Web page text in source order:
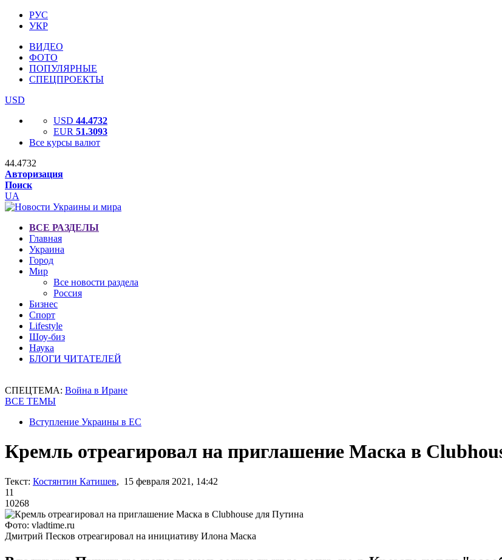
РУС
УКР
ВИДЕО
ФОТО
ПОПУЛЯРНЫЕ
СПЕЦПРОЕКТЫ
USD
USD 44.4732
EUR 51.3093
Все курсы валют
44.4732
Авторизация
Поиск
UA
ВСЕ РАЗДЕЛЫ
Главная
Украина
Город
Мир
Все новости раздела
Россия
Бизнес
Спорт
Lifestyle
Шоу-биз
Наука
БЛОГИ ЧИТАТЕЛЕЙ
СПЕЦТЕМА: Война в Иране
ВСЕ ТЕМЫ
Вступление Украины в ЕС
Кремль отреагировал на приглашение Маска в
Текст: Костянтин Катишев, 15 февраля 2021, 14:42
11
10268
Фото: vladtime.ru
Дмитрий Песков отреагировал на инициативу Илона Маска